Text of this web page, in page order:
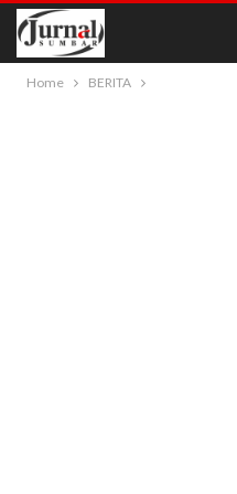
Home BERITA